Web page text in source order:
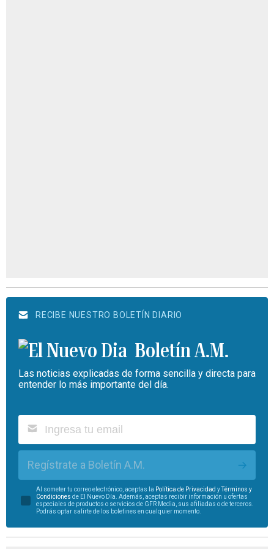
RECIBE NUESTRO BOLETÍN DIARIO
Boletín A.M.
Las noticias explicadas de forma sencilla y directa para
entender lo más importante del día.
Regístrate a Boletín A.M.
Al someter tu correo electrónico, aceptas la Política de Privacidad yTérminos y
Condiciones de El Nuevo Día. Además, aceptas recibir información u ofertas
especiales de productos o servicios de GFR Media, sus afiliadas o de terceros.
Podrás optar salirte de los boletines en cualquier momento.